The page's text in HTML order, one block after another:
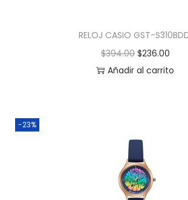
RELOJ CASIO GST-
$394.00 $236.00
Añadir al carrito
-23%